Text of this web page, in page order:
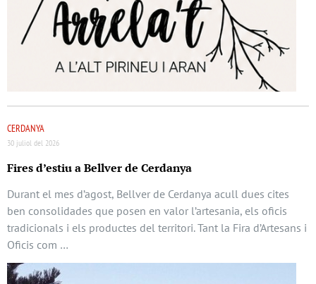
CERDANYA
30 juliol del 2026
Fires d’estiu a Bellver de Cerdanya
Durant el mes d’agost, Bellver de Cerdanya acull dues cites
ben consolidades que posen en valor l’artesania, els oficis
tradicionals i els productes del territori. Tant la Fira d’Artesans i
Oficis com …